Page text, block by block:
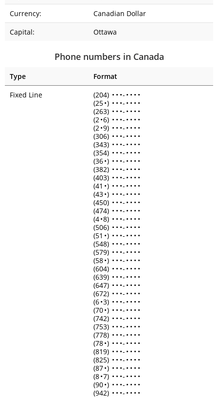
Currency:
Canadian Dollar
Capital:
Ottawa
Phone numbers in Canada
Type
Format
Fixed Line
(204) • • •- • • • •
(25•) • • •- • • • •
(263) • • •- • • • •
(2•6) • • •- • • • •
(2•9) • • •- • • • •
(306) • • •- • • • •
(343) • • •- • • • •
(354) • • •- • • • •
(36•) • • •- • • • •
(382) • • •- • • • •
(403) • • •- • • • •
(41 •) • • •- • • • •
(43•) • • •- • • • •
(450) • • •- • • • •
(474) • • •- • • • •
(4•8) • • •- • • • •
(506) • • •- • • • •
(51 •) • • •- • • • •
(548) • • •- • • • •
(579) • • •- • • • •
(58•) • • •- • • • •
(604) • • •- • • • •
(639) • • •- • • • •
(647) • • •- • • • •
(672) • • •- • • • •
(6•3) • • •- • • • •
(70•) • • •- • • • •
(742) • • •- • • • •
(753) • • •- • • • •
(778) • • •- • • • •
(78•) • • •- • • • •
(819) • • •- • • • •
(825) • • •- • • • •
(87•) • • •- • • • •
(8•7) • • •- • • • •
(90•) • • •- • • • •
(942) • • •- • • • •